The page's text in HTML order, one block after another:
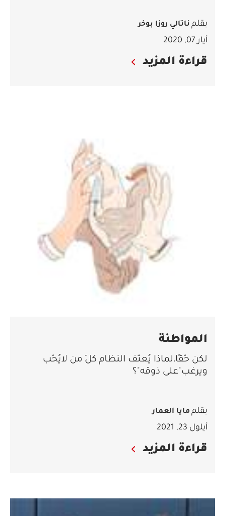
بقلم ناتالي روزا بوخر
أيار 07, 2020
قراءة المزيد
المواطنة
لكن حّقًا،لماذا يُعنّف النظام كلَ من لايُحّب
ويرغب"على ذوقه"؟
بقلممايا العمار
أيلول 23, 2021
قراءة المزيد